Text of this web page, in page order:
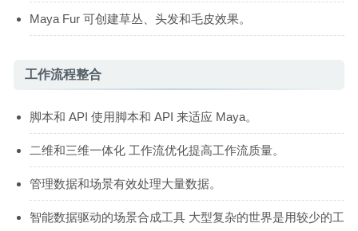
Maya Fur 可创建草丛、头发和毛皮效果。
工作流程整合
脚本和 API 使用脚本和 API 来适应 Maya。
二维和三维一体化 工作流优化提高工作流质量。
管理数据和场景有效处理大量数据。
智能数据驱动的场景合成工具 大型复杂的世界是用较少的工